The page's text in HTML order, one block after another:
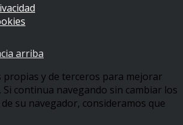
arriba
propias y de terceros para mejorar
continua navegando sin cambiar los
su navegador, consideramos que